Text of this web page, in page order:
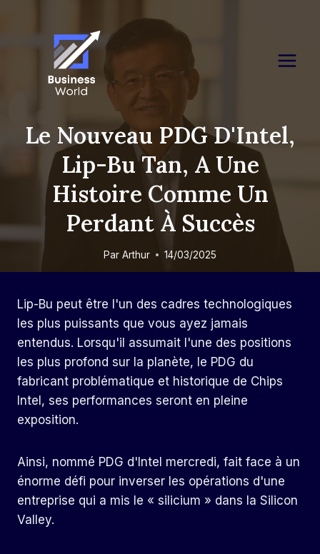
content
Le Nouveau PDG D'Intel,
Lip-Bu Tan, A Une
Histoire Comme Un
Perdant À Succès
Par Arthur 14/03/2025
Lip-Bu peut être l'un des cadres technologiques
les plus puissants que vous ayez jamais
entendus. Lorsqu'il assumait l'une des positions
les plus profond sur la planète, le PDG du
fabricant problématique et historique de Chips
Intel, ses performances seront en pleine
exposition.
Ainsi, nommé PDG d'Intel mercredi, fait face à un
énorme défi pour inverser les opérations d'une
entreprise qui a mis le « silicium » dans la Silicon
Valley.